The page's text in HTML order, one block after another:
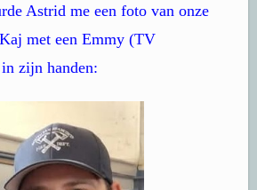
Astrid me een foto van onze
met een Emmy (TV
zijn handen: